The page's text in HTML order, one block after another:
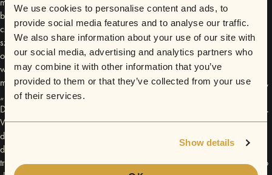
We use cookies to personalise content and ads, to
provide social media features and to analyse our traffic.
We also share information about your use of our site with
our social media, advertising and analytics partners who
may combine it with other information that you’ve
provided to them or that they’ve collected from your use
of their services.
Show details
broszki”. Brodka, jak Florence Welsh, nie chce tylko śpiewać, chce
czarować. Brzęczy koralami, szeleści spódnicą, kręci się w kółko i
szumi wstążkami, zmienia się w turonia, lajkonika. Muzykę
odpowiednio uzupełnia oprawa graficzna płyty. Jej autorem jest znany
warszawski rysownik, Bartek Arobal. Bartek współpracował z wieloma
magazynami, m.in. „A4”, „Bluszcz”, „Cafe Magazyn”, „Dik Fagazine”,
„Exklusiv”, „Glamour”, oraz „Podróże”, współpracuje też z Teatrem
Dramatycznym M.St. Warszawy im. Gustawa Holoubka jako plakacista.
Wraz z postępami w nagrywaniu płyty, powstawał także film
dokumentalny o procesie jej tworzenia. Quentin Carenzo, czyli reżyser
dokumentu „Ale Granda”, podglądał pracę na płytą od początków (
trudnych), aż po tak zwany final touch. Kamera zagląda do rodzinnego